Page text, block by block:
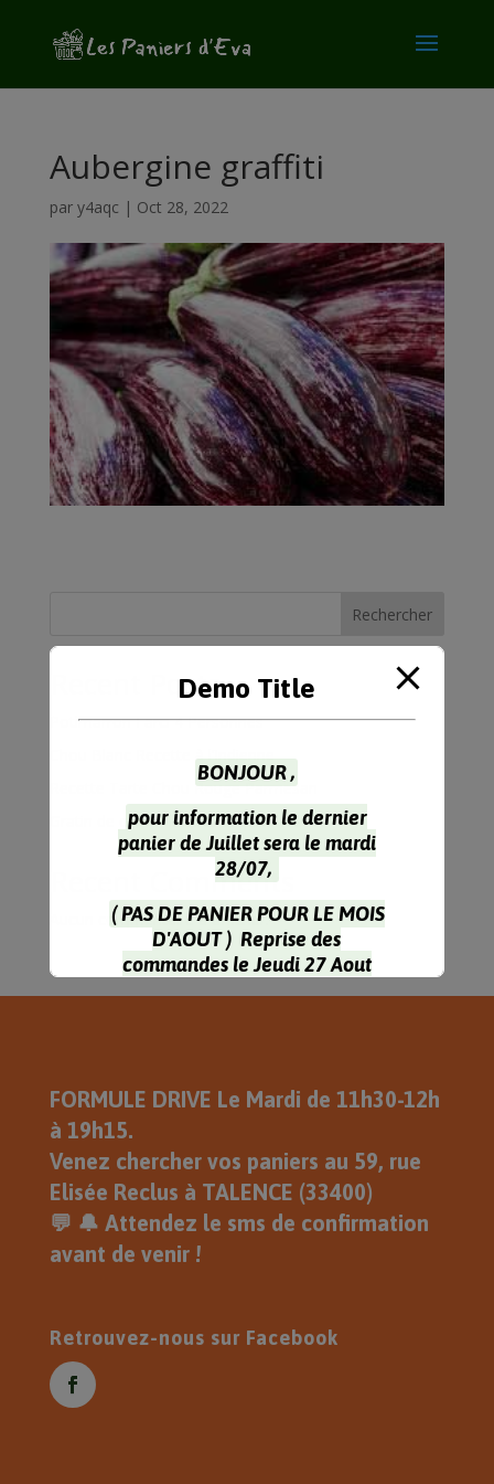
Aubergine graffiti
par y4aqc | Oct 28, 2022
Rechercher
Recent Posts
Potimarron Farci 4 Personnes
Chou Blanc Recette à l’Indienne
Recette Tarte Chou Rouge Parmesan
Gratin de choux-fleur & coquillettes
Recent Comments
Aucun commentaire à afficher.
FORMULE DRIVE Le Mardi de 11h30-12h
à 19h15.
Venez chercher vos paniers au 59, rue
Elisée Reclus à TALENCE (33400)
💬 🔔 Attendez le sms de confirmation
avant de venir !
Retrouvez-nous sur Facebook
Demo Title
BONJOUR ,
pour information le dernier
panier de Juillet sera le mardi
28/07,
( PAS DE PANIER POUR LE MOIS
D'AOUT ) Reprise des
commandes le Jeudi 27 Aout